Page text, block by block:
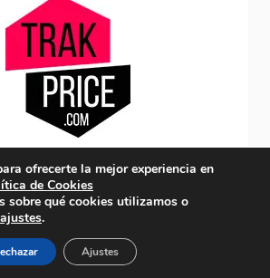
-Política de cookies
ofrecerte la mejor experiencia en
de Cookies
sobre qué cookies utilizamos o
ajustes.
Ajustes